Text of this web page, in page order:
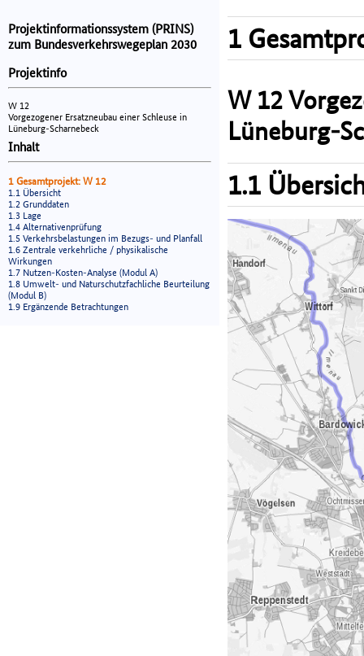
Projektinformationssystem (PRINS)
zum Bundesverkehrswegeplan 2030
Projektinfo
W 12
Vorgezogener Ersatzneubau einer Schleuse in
Lüneburg-Scharnebeck
Inhalt
1 Gesamtprojekt: W 12
1.1 Übersicht
1.2 Grunddaten
1.3 Lage
1.4 Alternativenprüfung
1.5 Verkehrsbelastungen im Bezugs- und Planfall
1.6 Zentrale verkehrliche / physikalische
Wirkungen
1.7 Nutzen-Kosten-Analyse (Modul A)
1.8 Umwelt- und Naturschutzfachliche Beurteilung
(Modul B)
1.9 Ergänzende Betrachtungen
1
W 12
Lüneburg-
1.1